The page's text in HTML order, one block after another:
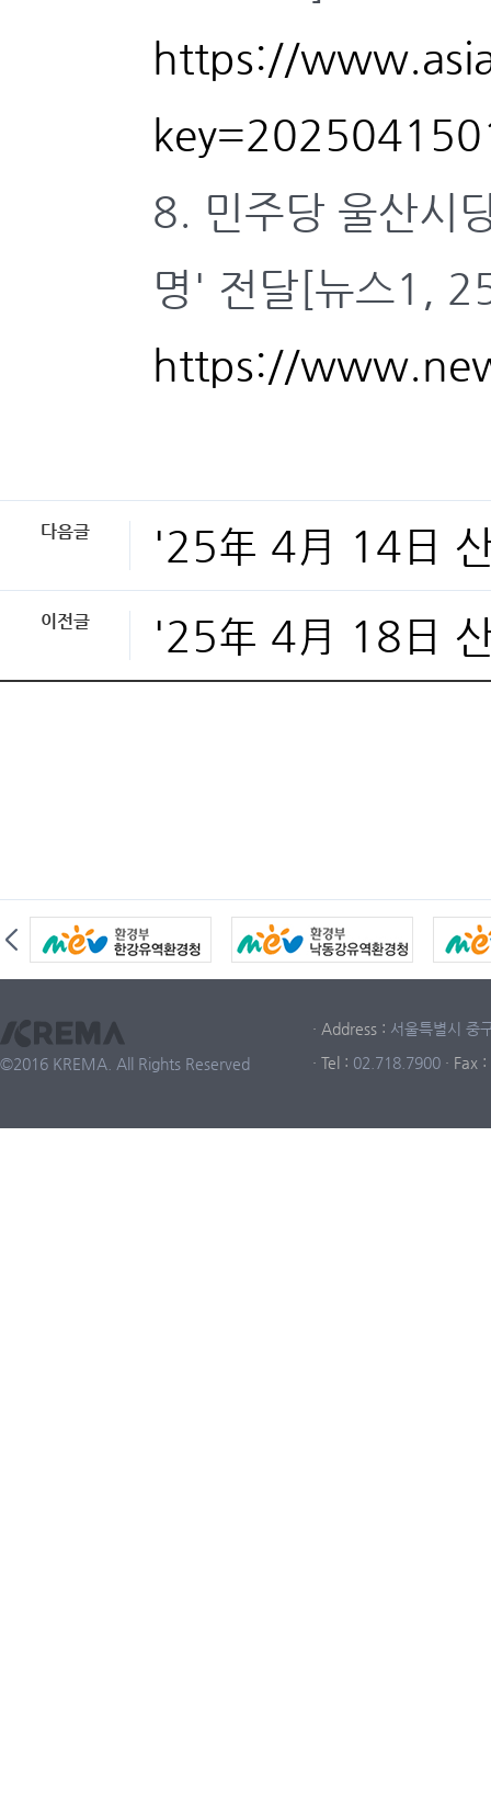
https://
8. 민주당 울산시
명' 전달[뉴스1,
https://
다음글 '25年 4月 14日
이전글 '25年 4月 18日
©2016 KREMA. All Rights Reserved
· Address : 서울특별시 중
· Tel : 02.718.7900 · Fax :